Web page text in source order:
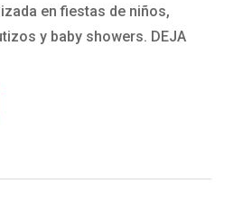
en fiestas de niños,
y baby showers. DEJA